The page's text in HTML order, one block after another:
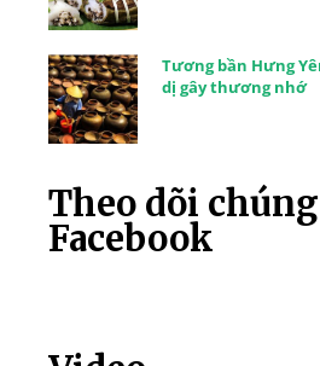
Tương bần Hưng
dị gây thương nhớ
Theo dõi
Facebook